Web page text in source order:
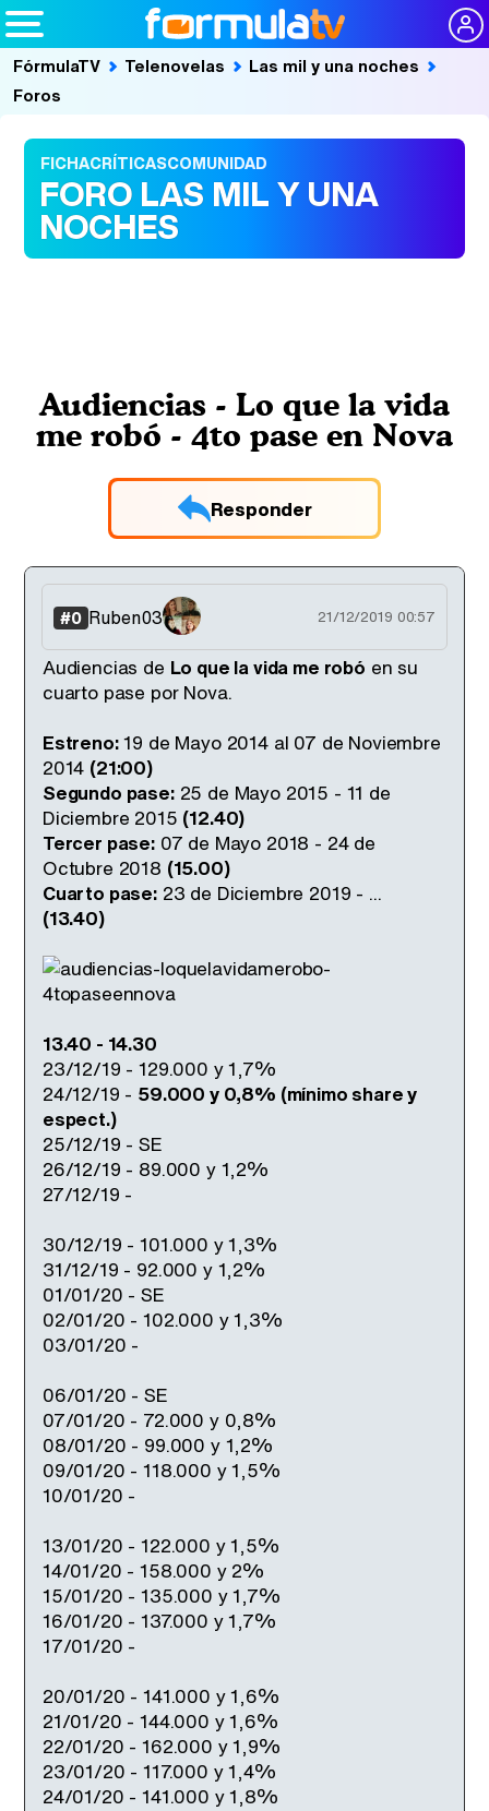
FórmulaTV Telenovelas
Las mil y una noches
Foros
FICHACRÍTICASCOMUNIDAD
FORO LAS MIL Y UNA
NOCHES
Audiencias - Lo que la vida
me robó - 4to pase en Nova
Responder
#0 Ruben03 21/12/2019 00:57
Audiencias de Lo que la vida me robó en su
cuarto pase por Nova.
Estreno:19 de Mayo 2014 al 07 de Noviembre
2014 (21:00)
Segundo pase:25 de Mayo 2015 - 11 de
Diciembre 2015 (12.40)
Tercer pase:07 de Mayo 2018 - 24 de
Octubre 2018 (15.00)
Cuarto pase:23 de Diciembre 2019 - ...
(13.40)
13.40 - 14.30
23/12/19 - 129.000 y 1,7%
24/12/19 - 59.000 y 0,8% (mínimo share y
espect.)
25/12/19 - SE
26/12/19 - 89.000 y 1,2%
27/12/19 -
30/12/19 - 101.000 y 1,3%
31/12/19 - 92.000 y 1,2%
01/01/20 - SE
02/01/20 - 102.000 y 1,3%
03/01/20 -
06/01/20 - SE
07/01/20 - 72.000 y 0,8%
08/01/20 - 99.000 y 1,2%
09/01/20 - 118.000 y 1,5%
10/01/20 -
13/01/20 - 122.000 y 1,5%
14/01/20 - 158.000 y 2%
15/01/20 - 135.000 y 1,7%
16/01/20 - 137.000 y 1,7%
17/01/20 -
20/01/20 - 141.000 y 1,6%
21/01/20 - 144.000 y 1,6%
22/01/20 - 162.000 y 1,9%
23/01/20 - 117.000 y 1,4%
24/01/20 - 141.000 y 1,8%